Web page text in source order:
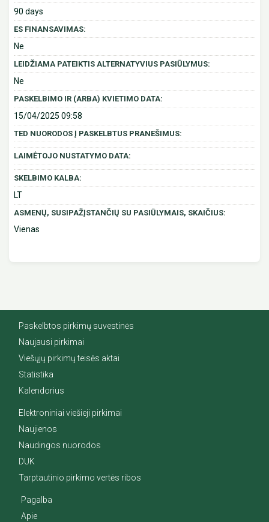
90 days
ES FINANSAVIMAS:
Ne
LEIDŽIAMA PATEIKTIS ALTERNATYVIUS PASIŪLYMUS:
Ne
PASKELBIMO IR (ARBA) KVIETIMO DATA:
15/04/2025 09:58
TED NUORODOS Į PASKELBTUS PRANEŠIMUS:
LAIMĖTOJO NUSTATYMO DATA:
SKELBIMO KALBA:
LT
ASMENŲ, SUSIPAŽĮSTANČIŲ SU PASIŪLYMAIS, SKAIČIUS:
Vienas
Paskelbtos pirkimų suvestinės
Naujausi pirkimai
Viešųjų pirkimų teisės aktai
Statistika
Kalendorius
Elektroniniai viešieji pirkimai
Naujienos
Naudingos nuorodos
DUK
Tarptautinio pirkimo vertės ribos
Pagalba
Apie